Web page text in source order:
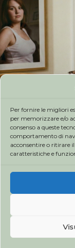
Per fornire le migliori
per memorizzare e/o
consenso a queste
comportamento di
acconsentire o ritirare
caratteristiche e
Copyright by